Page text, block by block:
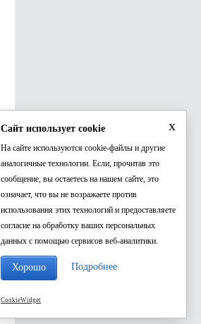
x
Сайт использует cookie
На сайте используются cookie-файлы и другие
аналогичные технологии. Если, прочитав это
сообщение, вы остаетесь на нашем сайте, это
означает, что вы не возражаете против
использования этих технологий и предоставляете
согласие на обработку ваших персональных
данных с помощью сервисов веб-аналитики.
Хорошо Подробнее
CookieWidget